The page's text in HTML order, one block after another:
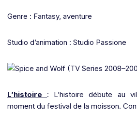
Genre : Fantasy, aventure
Studio d’animation : Studio Passione
L’histoire
: L’histoire débute au
moment du festival de la moisson.